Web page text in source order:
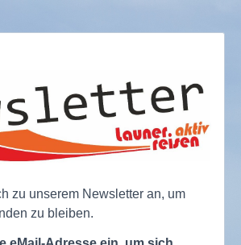
zu unserem Newsletter an, um
zu bleiben.